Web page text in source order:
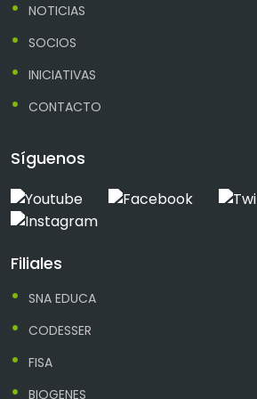
NOTICIAS
SOCIOS
INICIATIVAS
CONTACTO
Síguenos
Filiales
SNA EDUCA
CODESSER
FISA
BIOGENES